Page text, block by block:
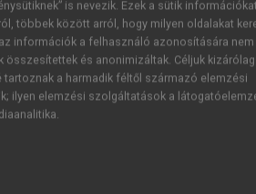
ÚJ FIÓK
1 óra
is nevezik. Ezek a sütik
többek között arról, hogy milyen oldalakat
információk a felhasználó azonosítására nem
összesítettek és anonimizáltak. Céljuk
tartoznak a harmadik féltől származó elemzési
ilyen elemzési szolgáltatások a